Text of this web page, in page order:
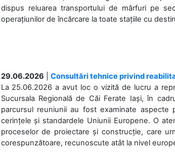
dispus reluarea transportului de mărfuri pe
operațiunilor de încărcare la toate stațiile cu
29.06.2026
Consultări tehnice privind
La 25.06.2026 a avut loc o vizită de lucru a
Sucursala Regională de Căi Ferate Iași, în
parcursul reuniunii au fost examinate
cerințele și standardele Uniunii Europene. O
proceselor de proiectare și construcție, care
corespunzătoare, recunoscute atât la nivel